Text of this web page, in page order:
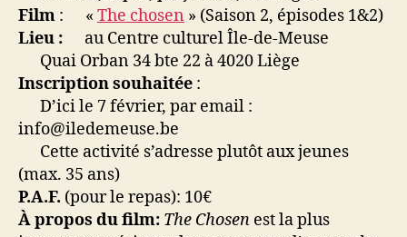
Film : « The chosen » (Saison 2, épisodes 1&2)
Lieu : au Centre culturel Île-de-Meuse
Quai Orban 34 bte 22 à 4020 Liège
Inscription souhaitée :
D’ici le 7 février, par email :
info@iledemeuse.be
Cette activité s’adresse plutôt aux jeunes
(max. 35 ans)
P.A.F. (pour le repas): 10€
À propos du film: The Chosen est la plus